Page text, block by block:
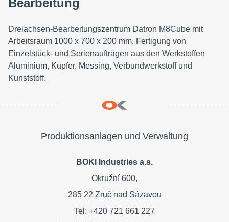
Dreiachsen-Bearbeitungszentrum Datron M8Cube mit
Arbeitsraum 1000 x 700 x 200 mm. Fertigung von
Einzelstück- und Serienaufträgen aus den Werkstoffen
Aluminium, Kupfer, Messing, Verbundwerkstoff und
Kunststoff.
Produktionsanlagen und Verwaltung
BOKI Industries a.s.
Okružní 600,
285 22 Zruč nad Sázavou
Tel: +420 721 661 227